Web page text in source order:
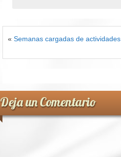
« Semanas cargadas de actividades
Deja un Comentario